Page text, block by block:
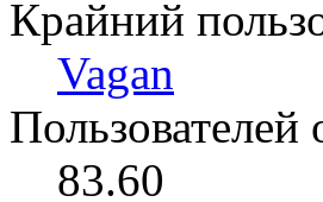
Крайний
Vagan
83.60